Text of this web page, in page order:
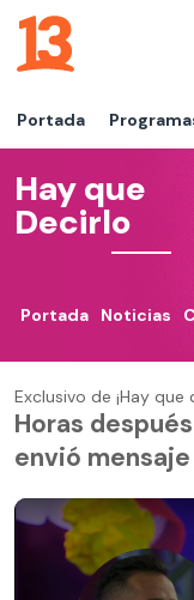
Portada
Hay que
Decirlo
Portada Noticias
Exclusivo de ¡Hay que
Horas
envió